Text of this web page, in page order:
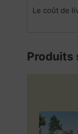
Le coût de
Produits